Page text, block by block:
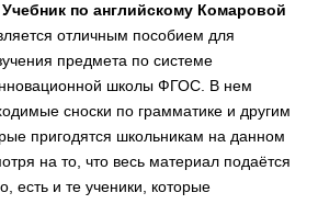
Учебник по английскому Комаровой
отличным пособием для
предмета по системе
школы ФГОС. В нем
сноски по грамматике и другим
пригодятся школьникам на данном
на то, что весь материал подаётся
есть и те ученики, которые